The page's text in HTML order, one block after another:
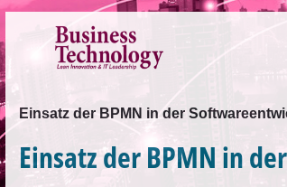
Einsatz der BPMN in der
Einsatz der BPMN in